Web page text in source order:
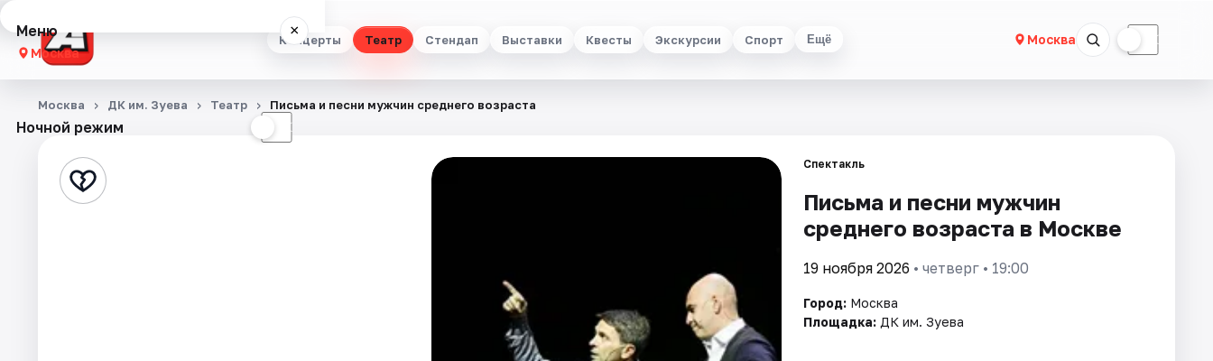
Концерты Театр Стендап Выставки Квесты Экскурсии Спорт Ещё Москва ☾
Меню ×
Москва
Концерты
Стендап
Ночной режим ☾
Москва ДК им. Зуева Театр Письма и песни мужчин среднего возраста
Спектакль
Письма и песни мужчин
среднего возраста в Москве
19 ноября 2026 • четверг • 19:00
Город: Москва
Площадка: ДК им. Зуева